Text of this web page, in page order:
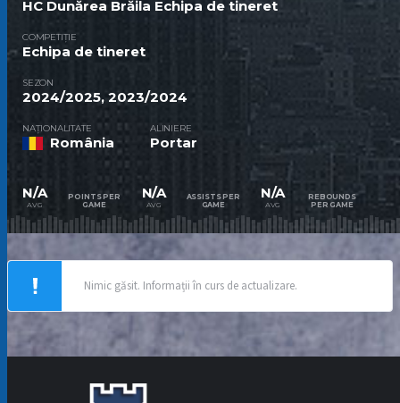
HC Dunărea Brăila Echipa de tineret
COMPETIȚIE
Echipa de tineret
SEZON
2024/2025, 2023/2024
NAȚIONALITATE
România
ALINIERE
Portar
N/A
AVG
POINTS PER
GAME
N/A
AVG
ASSISTS PER
GAME
N/A
AVG
REBOUNDS
PER GAME
Nimic găsit. Informații în curs de actualizare.